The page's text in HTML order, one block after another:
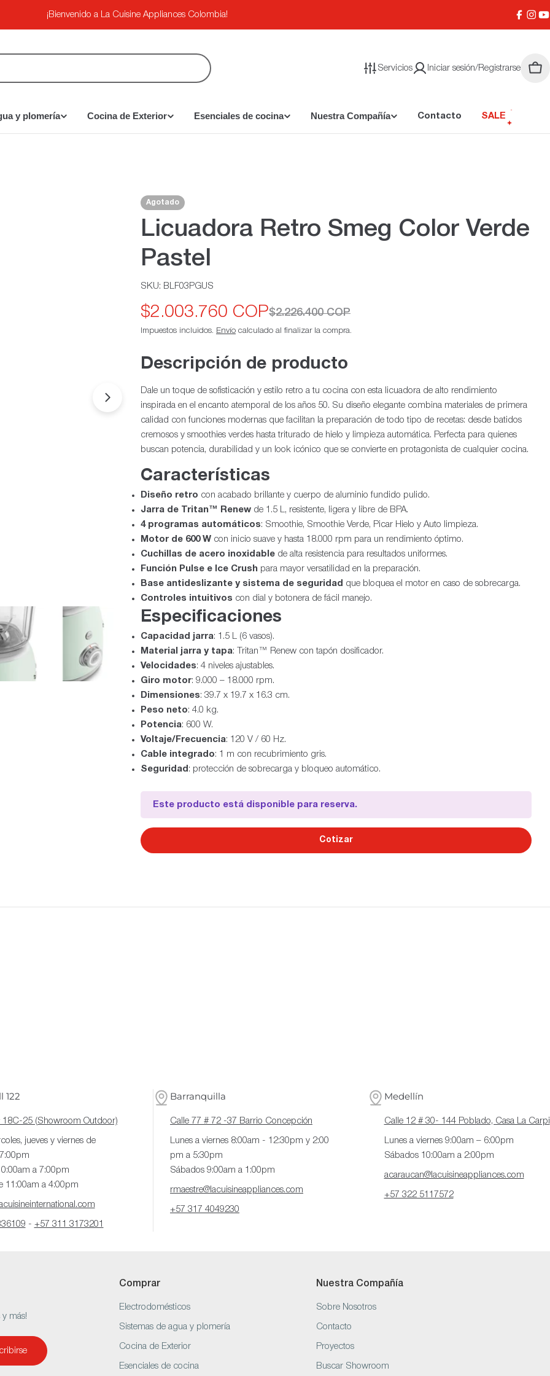
¡Bienvenido a La Cuisine Appliances Colombia!
Servicios Iniciar sesión/Registrarse
y plomería Cocina de Exterior Esenciales de cocina Nuestra Compañía Contacto SALE
Abrir medios 1 en modal
Agotado
Licuadora Retro Smeg Color Verde
Pastel
SKU: BLF03PGUS
Precio
de
oferta
$2.003.760 COP
Precio
habitual
$2.226.400 COP
Impuestos incluidos. Envío calculado al finalizar la compra.
Descripción de producto
Dale un toque de sofisticación y estilo retro a tu cocina con esta licuadora de alto rendimiento
inspirada en el encanto atemporal de los años 50. Su diseño elegante combina materiales de primera
calidad con funciones modernas que facilitan la preparación de todo tipo de recetas: desde batidos
cremosos y smoothies verdes hasta triturado de hielo y limpieza automática. Perfecta para quienes
buscan potencia, durabilidad y un look icónico que se convierte en protagonista de cualquier cocina.
Características
Diseño retro con acabado brillante y cuerpo de aluminio fundido pulido.
Jarra de Tritan™ Renew de 1.5 L, resistente, ligera y libre de BPA.
4 programas automáticos: Smoothie, Smoothie Verde, Picar Hielo y Auto limpieza.
Motor de 600 W con inicio suave y hasta 18.000 rpm para un rendimiento óptimo.
Cuchillas de acero inoxidable de alta resistencia para resultados uniformes.
Función Pulse e Ice Crush para mayor versatilidad en la preparación.
Base antideslizante y sistema de seguridad que bloquea el motor en caso de sobrecarga.
Controles intuitivos con dial y botonera de fácil manejo.
Especificaciones
Capacidad jarra: 1.5 L (6 vasos).
Material jarra y tapa: Tritan™ Renew con tapón dosificador.
Velocidades: 4 niveles ajustables.
Giro motor: 9.000 – 18.000 rpm.
Dimensiones: 39.7 x 19.7 x 16.3 cm.
Peso neto: 4.0 kg.
Potencia: 600 W.
Voltaje/Frecuencia: 120 V / 60 Hz.
Cable integrado: 1 m con recubrimiento gris.
Seguridad : protección de sobrecarga y bloqueo automático.
Este producto está disponible para reserva.
Cotizar
122
18C-25 (Showroom Outdoor)
jueves y viernes de
a 7:00pm
11:00am a 4:00pm
- +57 311 3173201
Barranquilla
Calle 77 # 72 -37 Barrio Concepción
Lunes a viernes 8:00am - 12:30pm y 2:00
pm a 5:30pm
Sábados 9:00am a 1:00pm
rmaestre@lacuisineappliances.com
+57 317 4049230
Medellín
Calle 12 # 30- 144 Poblado, Casa La Carpi
Lunes a viernes 9:00am – 6:00pm
Sábados 10:00am a 2:00pm
acaraucan@lacuisineappliances.com
+57 322 5117572
y más!
Comprar
Electrodomésticos
Sistemas de agua y plomería
Cocina de Exterior
Esenciales de cocina
Nuestra Compañía
Sobre Nosotros
Contacto
Proyectos
Buscar Showroom